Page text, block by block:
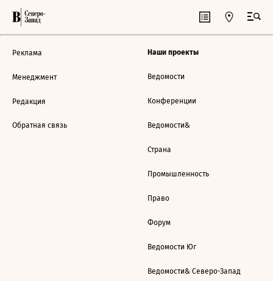
Реклама
Менеджмент
Редакция
Обратная связь
Наши проекты
Ведомости
Конференции
Ведомости&
Страна
Промышленность
Право
Форум
Ведомости Юг
Ведомости& Северо-Запад